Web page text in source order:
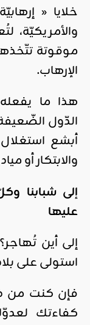
خلايا «
والأمريكيّة،
موقوتة
الإرهاب.
هذا ما
الدّول
أبشع
والابتكار أو
إلى شبابنا
عليها
إلى أين
استولى على
فإن كنت من
كفاءتك